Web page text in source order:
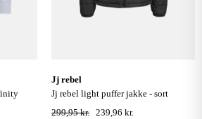
jj rebel
jj rebel light puffer jakke - sort
299,95 kr. 239,96 kr.